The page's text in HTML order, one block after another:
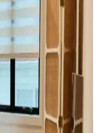
Cucinelli
ve Özellikleri
çeyrek fermuarlı
kalite ve konfor sunar.
sağlar.
Ergonomik ve
hastaların konforu ve
dayanıklı ve kolay